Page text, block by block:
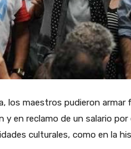
los maestros pudieron armar
en reclamo de un salario por
culturales, como en la